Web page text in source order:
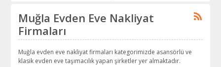
Muğla Evden Eve Nakliyat
Firmaları
Muğla evden eve nakliyat firmaları kategorimizde asansörlü ve
klasik evden eve taşımacılık yapan şirketler yer almaktadır.